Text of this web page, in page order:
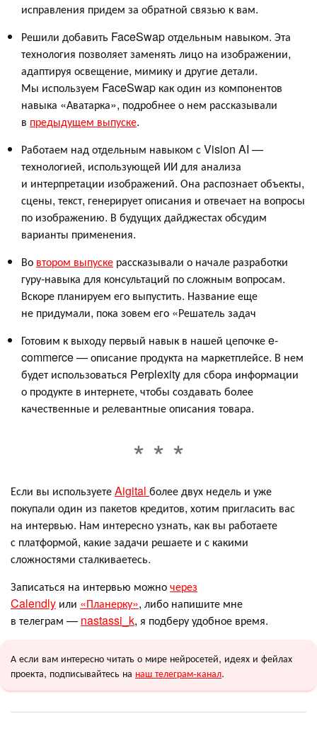
исправления придем за обратной связью к вам.
Решили добавить FaceSwap отдельным навыком. Эта
технология позволяет заменять лицо на изображении,
адаптируя освещение, мимику и другие детали.
Мы используем FaceSwap как один из компонентов
навыка «Аватарка», подробнее о нем рассказывали
в предыдущем выпуске.
Работаем над отдельным навыком с Vision AI —
технологией, использующей ИИ для анализа
и интерпретации изображений. Она распознает объекты,
сцены, текст, генерирует описания и отвечает на вопросы
по изображению. В будущих дайджестах обсудим
варианты применения.
Во втором выпуске рассказывали о начале разработки
гуру-навыка для консультаций по сложным вопросам.
Вскоре планируем его выпустить. Название еще
не придумали, пока зовем его «Решатель задач
Готовим к выходу первый навык в нашей цепочке e-
commerce — описание продукта на маркетплейсе. В нем
будет использоваться Perplexity для сбора информации
о продукте в интернете, чтобы создавать более
качественные и релевантные описания товара.
Если вы используетеAigital более двух недель и уже
покупали один из пакетов кредитов, хотим пригласить вас
на интервью. Нам интересно узнать, как вы работаете
с платформой, какие задачи решаете и с какими
сложностями сталкиваетесь.
Записаться на интервью можночерез
Calendly или «Планерку», либо напишите мне
в телеграм — nastassi_k, я подберу удобное время.
А если вам интересно читать о мире нейросетей, идеях и фейлах
проекта, подписывайтесь на наш телеграм-канал.